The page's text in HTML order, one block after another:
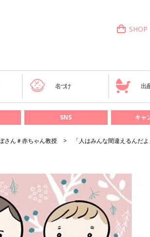
SHOP
名づけ 出
SNS キャ
さん＃赤ちゃん教授 「人はみんな間違えるんだ